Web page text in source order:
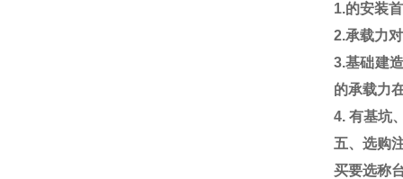
1.的安装
2.承载力
3.基础建
的承载力
4. 有基坑
五、选购
买要选称